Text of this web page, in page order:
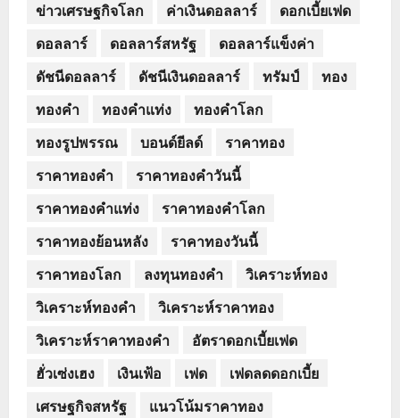
ข่าวเศรษฐกิจโลก ค่าเงินดอลลาร์
ดอกเบี้ยเฟด
ดอลลาร์
ดอลลาร์สหรัฐ
ดอลลาร์แข็งค่า
ดัชนีดอลลาร์
ดัชนีเงินดอลลาร์ ทรัมป์
ทอง
ทองคำ
ทองคำแท่ง
ทองคำโลก
ทองรูปพรรณ
บอนด์ยีลด์
ราคาทอง
ราคาทองคำ
ราคาทองคำวันนี้
ราคาทองคำแท่ง
ราคาทองคำโลก
ราคาทองย้อนหลัง
ราคาทองวันนี้
ราคาทองโลก
ลงทุนทองคำ
วิเคราะห์ทอง
วิเคราะห์ทองคำ
วิเคราะห์ราคาทอง
วิเคราะห์ราคาทองคำ
อัตราดอกเบี้ยเฟด
ฮั่วเซ่งเฮง
เงินเฟ้อ เฟด
เฟดลดดอกเบี้ย
เศรษฐกิจสหรัฐ
แนวโน้มราคาทอง